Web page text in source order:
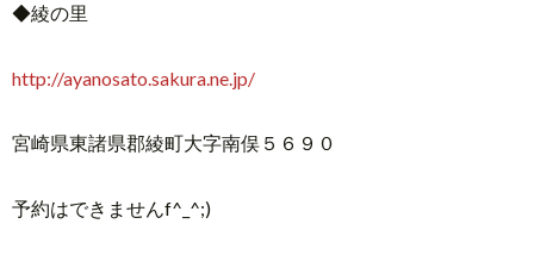
◆綾の里
http://ayanosato.sakura.ne.jp/
宮崎県東諸県郡綾町大字南俣５６９０
予約はできませんf^_^;)